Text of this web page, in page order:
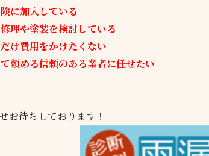
に加入している
理や塗装を検討している
け費用をかけたくない
頼める信頼のある業者に任せたい
お待ちしております！